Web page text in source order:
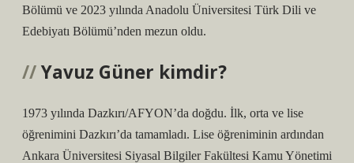
Bölümü ve 2023 yılında Anadolu Üniversitesi Türk Dili ve
Edebiyatı Bölümü’nden mezun oldu.
Yavuz Güner kimdir?
1973 yılında Dazkırı/AFYON’da doğdu. İlk, orta ve lise
öğrenimini Dazkırı’da tamamladı. Lise öğreniminin ardından
Ankara Üniversitesi Siyasal Bilgiler Fakültesi Kamu Yönetimi